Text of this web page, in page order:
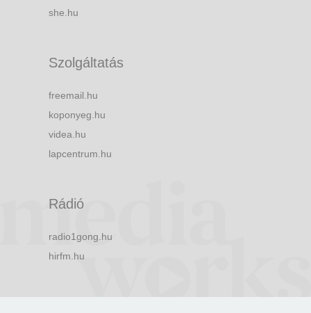
she.hu
Szolgáltatás
freemail.hu
koponyeg.hu
videa.hu
lapcentrum.hu
Rádió
radio1gong.hu
hirfm.hu